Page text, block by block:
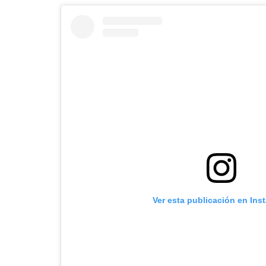
Ver esta publicación en